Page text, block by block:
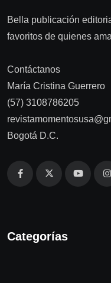
Bella publicación
favoritos de quienes
Contáctanos
María Cristina Guerrero
(57) 3108786205
Bogotá D.C.
Categorías